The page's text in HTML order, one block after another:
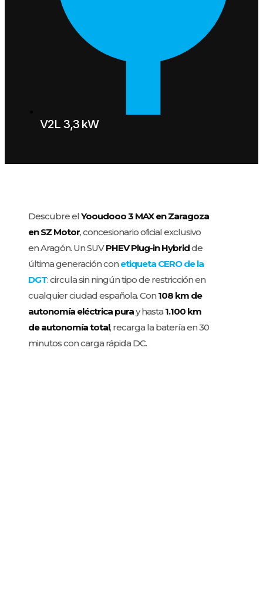
V2L 3,3 kW
Descubre elYooudooo 3 MAX en Zaragoza
en SZ Motor, concesionario oficial exclusivo
en Aragón. Un SUVPHEV Plug-in Hybridde
última generación con etiqueta CERO de la
DGT: circula sin ningún tipo de restricción en
cualquier ciudad española. Con 108 km de
autonomía eléctrica puray hasta 1.100 km
de autonomía total, recarga la batería en 30
minutos con carga rápida DC.